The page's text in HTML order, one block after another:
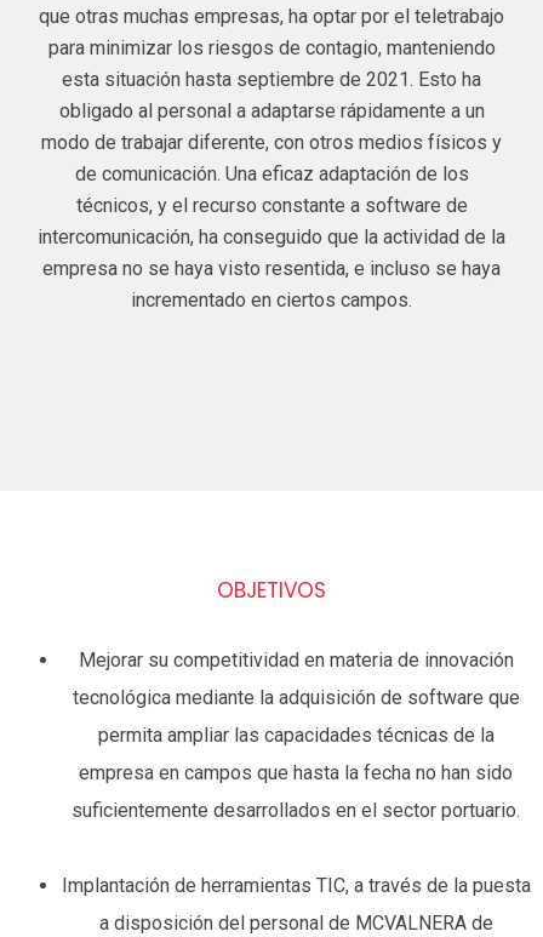
que otras muchas empresas, ha optar por el teletrabajo
para minimizar los riesgos de contagio, manteniendo
esta situación hasta septiembre de 2021. Esto ha
obligado al personal a adaptarse rápidamente a un
modo de trabajar diferente, con otros medios físicos y
de comunicación. Una eficaz adaptación de los
técnicos, y el recurso constante a software de
intercomunicación, ha conseguido que la actividad de la
empresa no se haya visto resentida, e incluso se haya
incrementado en ciertos campos.
OBJETIVOS
Mejorar su competitividad en materia de innovación
tecnológica mediante la adquisición de software que
permita ampliar las capacidades técnicas de la
empresa en campos que hasta la fecha no han sido
suficientemente desarrollados en el sector portuario.
Implantación de herramientas TIC, a través de la puesta
a disposición del personal de MCVALNERA de